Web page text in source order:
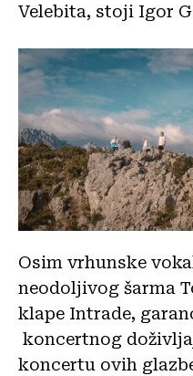
Velebita, stoji Igor
Osim vrhunske
neodoljivog šarma
klape Intrade,
koncertnog
koncertu ovih